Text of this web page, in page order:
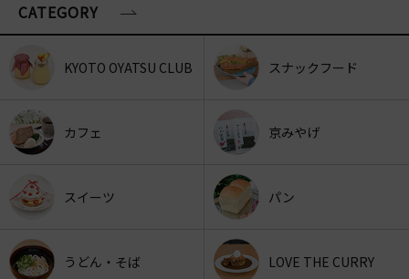
CATEGORY
KYOTO OYATSU CLUB スナックフード
カフェ 京みやげ
スイーツ パン
うどん・そば LOVE THE CURRY